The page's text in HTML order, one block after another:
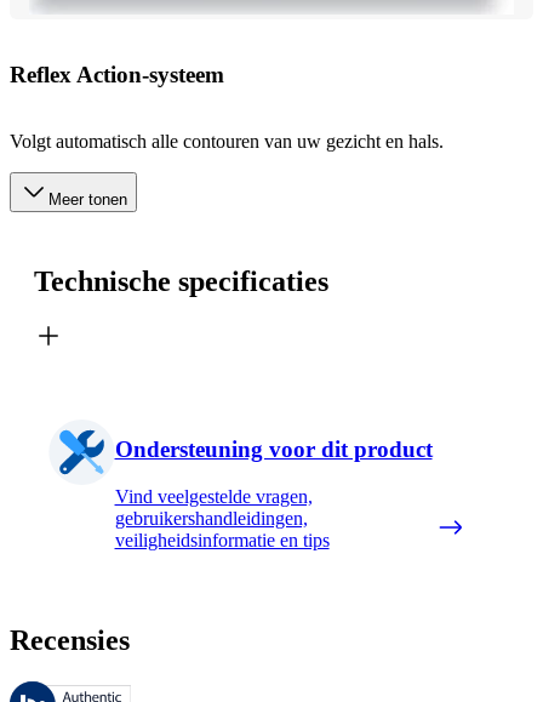
Reflex Action-systeem
Volgt automatisch alle contouren van uw gezicht en hals.
Meer tonen
Technische specificaties
Ondersteuning voor dit product
Vind veelgestelde vragen,
gebruikershandleidingen,
veiligheidsinformatie en tips
Recensies
Deze beoordelingen worden beheerd door Bazaarvoice en voldoen